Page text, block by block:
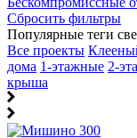
Сбросить фильтры
Популярные теги
Все проекты
дома 1-этажные 2-
крыша